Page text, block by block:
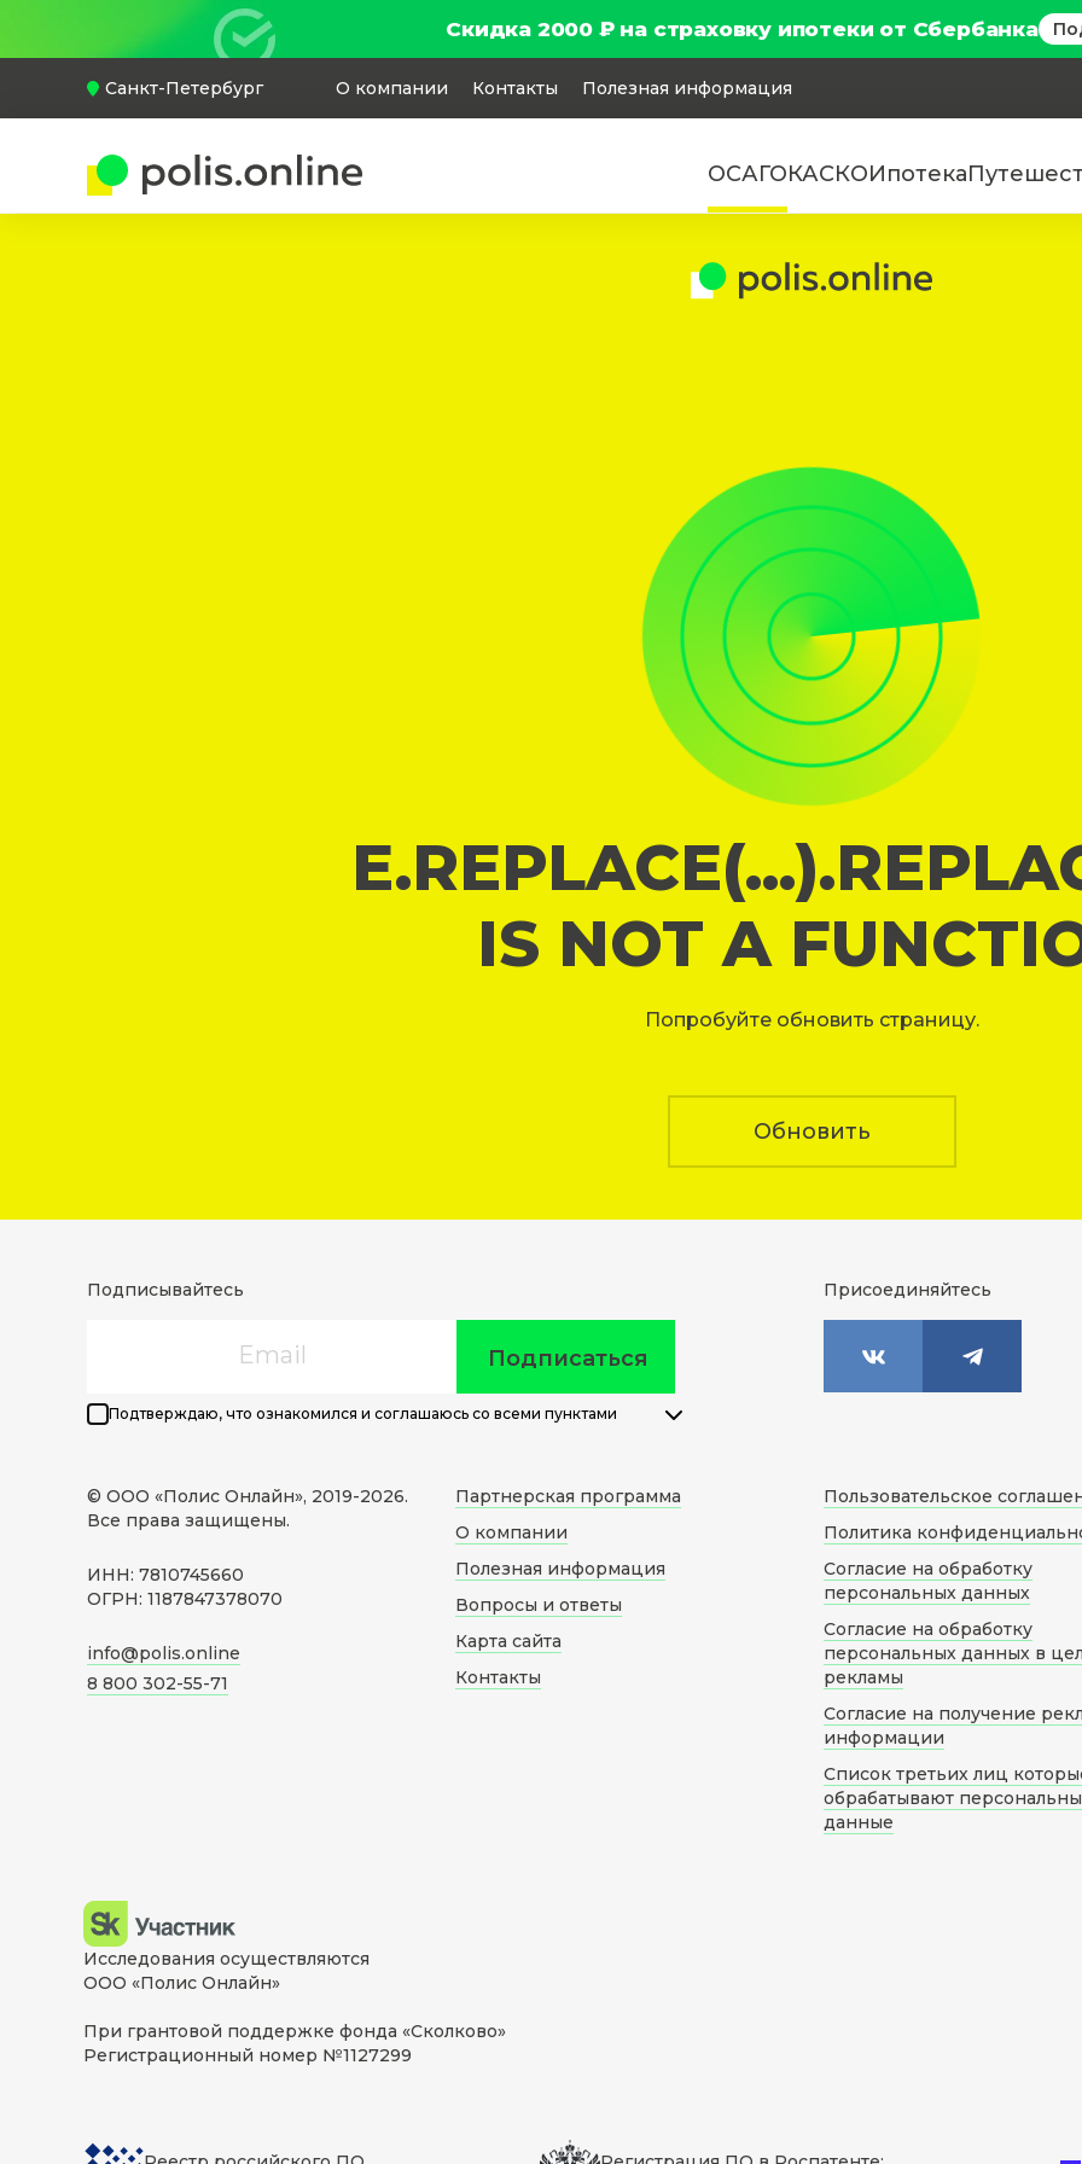
Скидка 2000 ₽ на страховку ипотеки от Сбербанка
Санкт-Петербург О компании Контакты Полезная информация
ОСАГОКАСКОИпотека
IS NOT A
Попробуйте обновить страницу.
Обновить
Подписывайтесь
Подписаться
Подтверждаю, что ознакомился и соглашаюсь со всеми пунктами
Присоединяйтесь
© ООО «Полис Онлайн», 2019-2026.
Все права защищены.
ИНН: 7810745660
ОГРН: 1187847378070
info@polis.online
8 800 302-55-71
Партнерская программа
О компании
Полезная информация
Вопросы и ответы
Карта сайта
Контакты
Пользовательское
Политика
Согласие на обработку
персональных данных
Согласие на обработку
персональных данных в
рекламы
Согласие на получение
информации
Список третьих лиц
обрабатывают
данные
Исследования осуществляются
ООО «Полис Онлайн»
При грантовой поддержке фонда «Сколково»
Регистрационный номер №1127299